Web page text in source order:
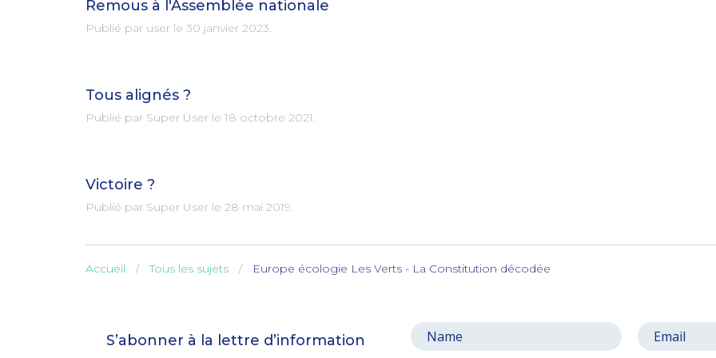
Remous à l'Assemblée nationale
Publié par user le 30 janvier 2023.
Tous alignés ?
Publié par Super User le 18 octobre 2021.
Victoire ?
Publié par Super User le 28 mai 2019.
Accueil Tous les sujets Europe écologie Les Verts - La Constitution décodée
S’abonner à la lettre d’information